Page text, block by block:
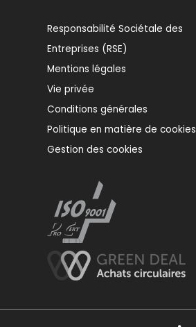
Responsabilité Sociétale des
Entreprises (RSE)
Mentions légales
Vie privée
Conditions générales
Politique en matière de cookies
Gestion des cookies